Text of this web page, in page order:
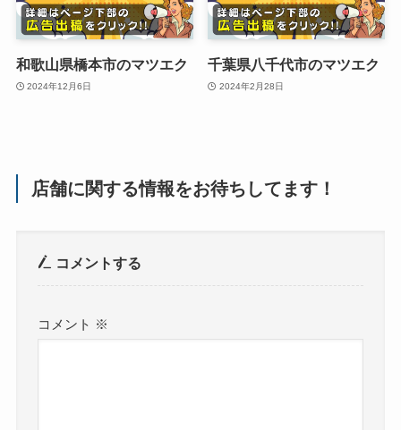
和歌山県橋本市のマツエク
2024年12月6日
千葉県八千代市のマツエク
2024年2月28日
店舗に関する情報をお待ちしてます！
コメントする
コメント ※